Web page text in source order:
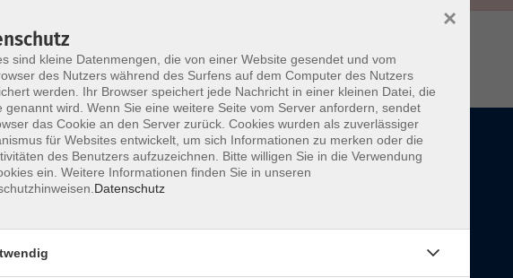
Startseite
sind kleine Datenmengen, die von einer Website gesendet und vom
des Nutzers während des Surfens auf dem Computer des Nutzers
werden. Ihr Browser speichert jede Nachricht in einer kleinen Datei, die
genannt wird. Wenn Sie eine weitere Seite vom Server anfordern, sendet
das Cookie an den Server zurück. Cookies wurden als zuverlässiger
für Websites entwickelt, um sich Informationen zu merken oder die
des Benutzers aufzuzeichnen. Bitte willigen Sie in die Verwendung
ein. Weitere Informationen finden Sie in unseren
Datenschutz
×